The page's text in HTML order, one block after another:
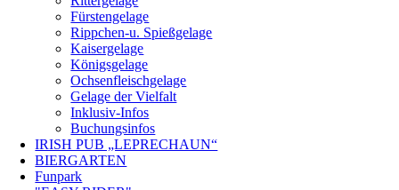
Fürstengelage
Rippchen-u. Spießgelage
Kaisergelage
Königsgelage
Ochsenfleischgelage
Gelage der Vielfalt
Inklusiv-Infos
Buchungsinfos
IRISH PUB „LEPRECHAUN“
BIERGARTEN
Funpark